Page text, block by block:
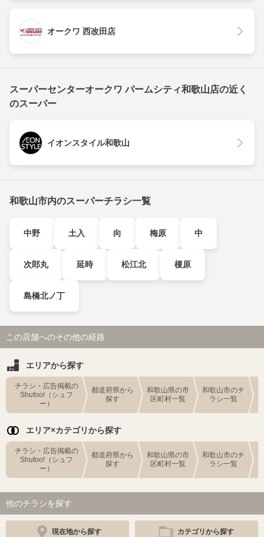
オークワ 西改田店
スーパーセンターオークワ パームシティ和歌山店の近く
のスーパー
イオンスタイル和歌山
和歌山市内のスーパーチラシ一覧
中野 土入 向 梅原 中
次郎丸 延時 松江北 榎原
島橋北ノ丁
この店舗へのその他の経路
エリアから探す
チラシ・広告掲載の
Shufoo!（シュフ
ー）
都道府県から
探す
和歌山県の市
区町村一覧
和歌山市のチ
ラシ一覧
エリア×カテゴリから探す
チラシ・広告掲載の
Shufoo!（シュフ
ー）
都道府県から
探す
和歌山県の市
区町村一覧
和歌山市のチ
ラシ一覧
他のチラシを探す
現在地から探す カテゴリから探す